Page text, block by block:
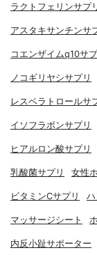
ラクトフェリンサプ
アスタキサンチンサ
コエンザイムq10サ
ノコギリヤシサプリ
レスベラトロールサ
イソフラボンサプリ
ヒアルロン酸サプリ
乳酸菌サプリ 女性
ビタミンCサプリ
マッサージシート
内反小趾サポーター